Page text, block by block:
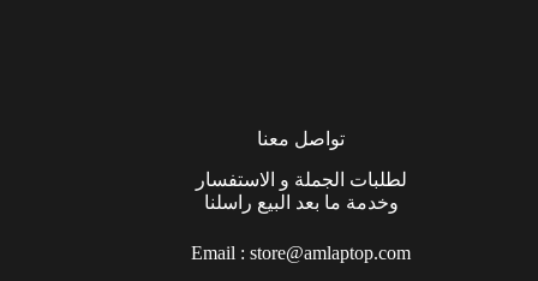
تواصل معنا
لطلبات الجملة و الاستفسار
وخدمة ما بعد البيع راسلنا
Email :store@amlaptop.com